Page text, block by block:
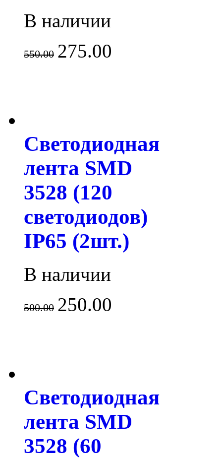
В наличии
550.00 275.00
Светодиодная
лента SMD
3528 (120
светодиодов)
IP65 (2шт.)
В наличии
500.00 250.00
Светодиодная
лента SMD
3528 (60